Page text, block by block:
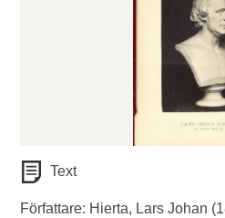
Text
Författare: Hierta, Lars Johan